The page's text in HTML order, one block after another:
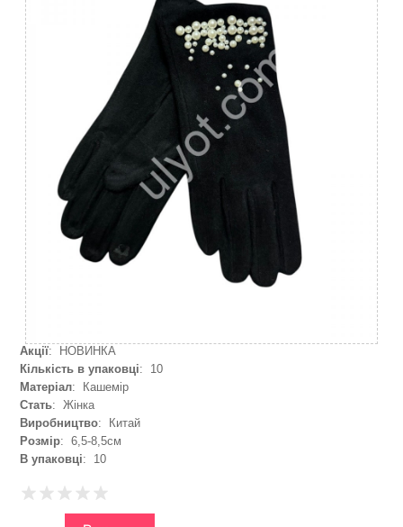
Акції: НОВИНКА
Кількість в упаковці: 10
Матеріал: Кашемір
Стать: Жінка
Виробництво: Китай
Розмір: 6,5-8,5см
В упаковці: 10